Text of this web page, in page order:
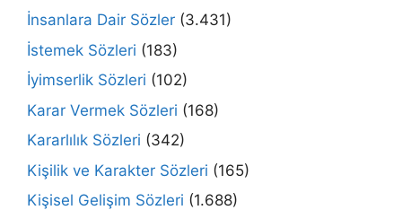
İnsanlara Dair Sözler (3.431)
İstemek Sözleri (183)
İyimserlik Sözleri (102)
Karar Vermek Sözleri (168)
Kararlılık Sözleri (342)
Kişilik ve Karakter Sözleri (165)
Kişisel Gelişim Sözleri (1.688)